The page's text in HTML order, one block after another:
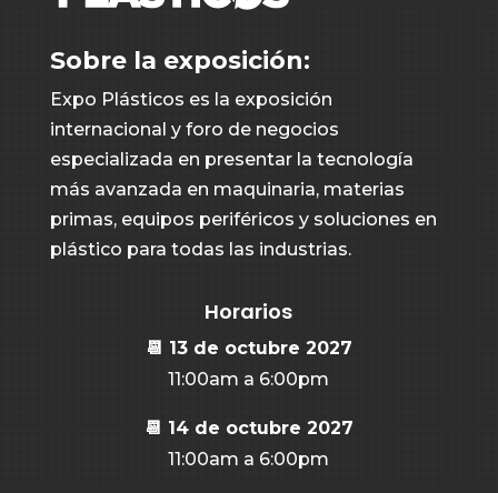
Sobre la exposición:
Expo Plásticos es la exposición
internacional y foro de negocios
especializada en presentar la tecnología
más avanzada en maquinaria, materias
primas, equipos periféricos y soluciones en
plástico para todas las industrias.
Horarios
📆 13 de octubre 2027
11:00am a 6:00pm
📆 14 de octubre 2027
11:00am a 6:00pm